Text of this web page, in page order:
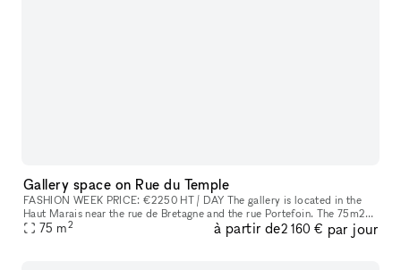
Gallery space on Rue du Temple
FASHION WEEK PRICE: €2250 HT / DAY The gallery is located in the
Haut Marais near the rue de Bretagne and the rue Portefoin. The 75m2
space is located on the first floor at the end of a small Parisa
75 m2 à partir de2 160 € par jour